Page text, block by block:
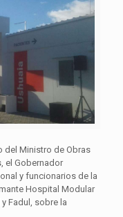
del Ministro de Obras
el Gobernador
y funcionarios de la
Hospital Modular
Fadul, sobre la